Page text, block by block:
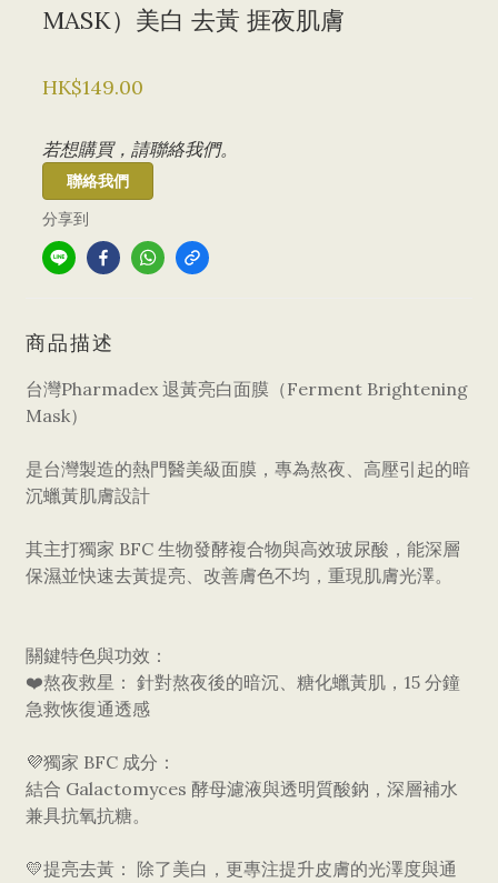
MASK）美白 去黃 捱夜肌膚
HK$149.00
若想購買，請聯絡我們。
聯絡我們
分享到
商品描述
台灣Pharmadex 退黃亮白面膜（Ferment Brightening
Mask）
是台灣製造的熱門醫美級面膜，專為熬夜、高壓引起的暗
沉蠟黃肌膚設計
其主打獨家 BFC 生物發酵複合物與高效玻尿酸，能深層
保濕並快速去黃提亮、改善膚色不均，重現肌膚光澤。
關鍵特色與功效：
❤️熬夜救星： 針對熬夜後的暗沉、糖化蠟黃肌，15 分鐘
急救恢復通透感
💜獨家 BFC 成分：
結合 Galactomyces 酵母濾液與透明質酸鈉，深層補水
兼具抗氧抗糖。
💛提亮去黃： 除了美白，更專注提升皮膚的光澤度與通